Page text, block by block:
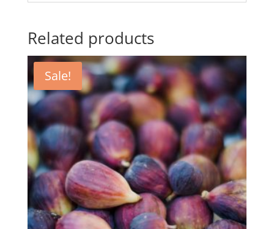
Related products
Sale!